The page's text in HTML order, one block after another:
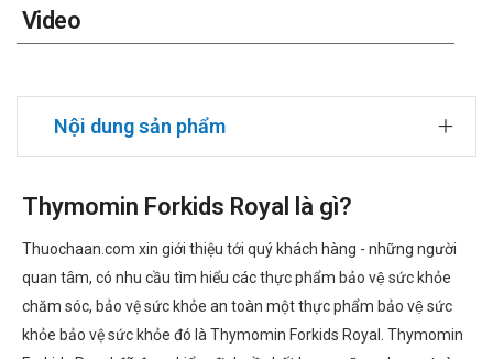
Video
Nội dung sản phẩm
Thymomin Forkids Royal là gì?
Thuochaan.com xin giới thiệu tới quý khách hàng - những người
quan tâm, có nhu cầu tìm hiểu các thực phẩm bảo vệ sức khỏe
chăm sóc, bảo vệ sức khỏe an toàn một thực phẩm bảo vệ sức
khỏe bảo vệ sức khỏe đó là Thymomin Forkids Royal. Thymomin